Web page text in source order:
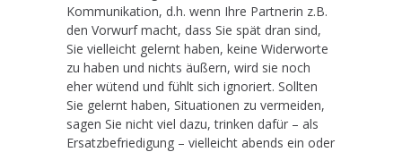
Kommunikation, d.h. wenn Ihre Partnerin z.B.
den Vorwurf macht, dass Sie spät dran sind,
Sie vielleicht gelernt haben, keine Widerworte
zu haben und nichts äußern, wird sie noch
eher wütend und fühlt sich ignoriert. Sollten
Sie gelernt haben, Situationen zu vermeiden,
sagen Sie nicht viel dazu, trinken dafür – als
Ersatzbefriedigung – vielleicht abends ein oder